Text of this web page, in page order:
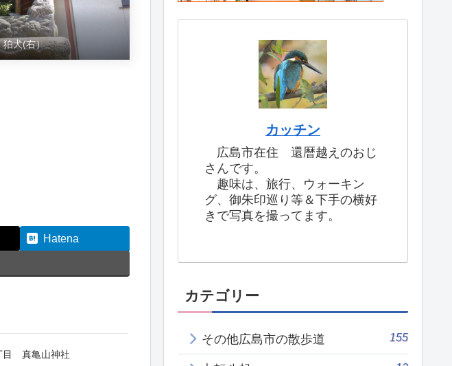
犬(右）
Hatena
真亀山神社
カッチン
広島市在住 還暦越えのおじ
さんです。
趣味は、旅行、ウォーキン
グ、御朱印巡り等＆下手の横好
きで写真を撮ってます。
カテゴリー
その他広島市の散歩道 155